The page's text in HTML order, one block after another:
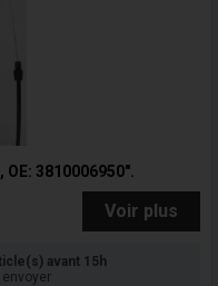
3810006950".
Voir plus
avant 15h